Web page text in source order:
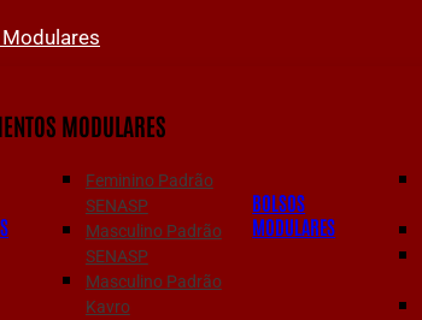
MODULARES
Feminino Padrão
SENASP
Masculino Padrão
SENASP
Masculino Padrão
Kavro
BOLSOS
MODULARES